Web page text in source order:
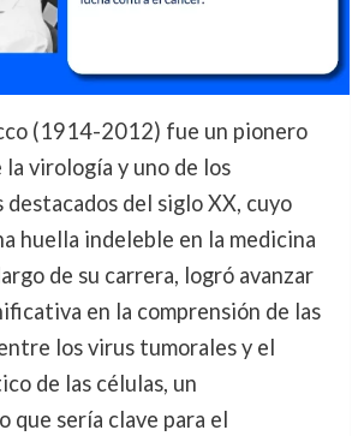
(1914-2012) fue un pionero
la virología y uno de los
del siglo XX, cuyo
huella indeleble en la medicina
de su carrera, logró avanzar
en la comprensión de las
los virus tumorales y el
de las células, un
que sería clave para el